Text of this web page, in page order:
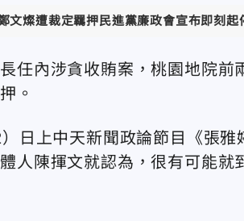
文燦遭裁定羈押民進黨廉政會宣布即刻起
任內涉貪收賄案，桃園地院
。
日上中天新聞政論節目《張
人陳揮文就認為，很有可能